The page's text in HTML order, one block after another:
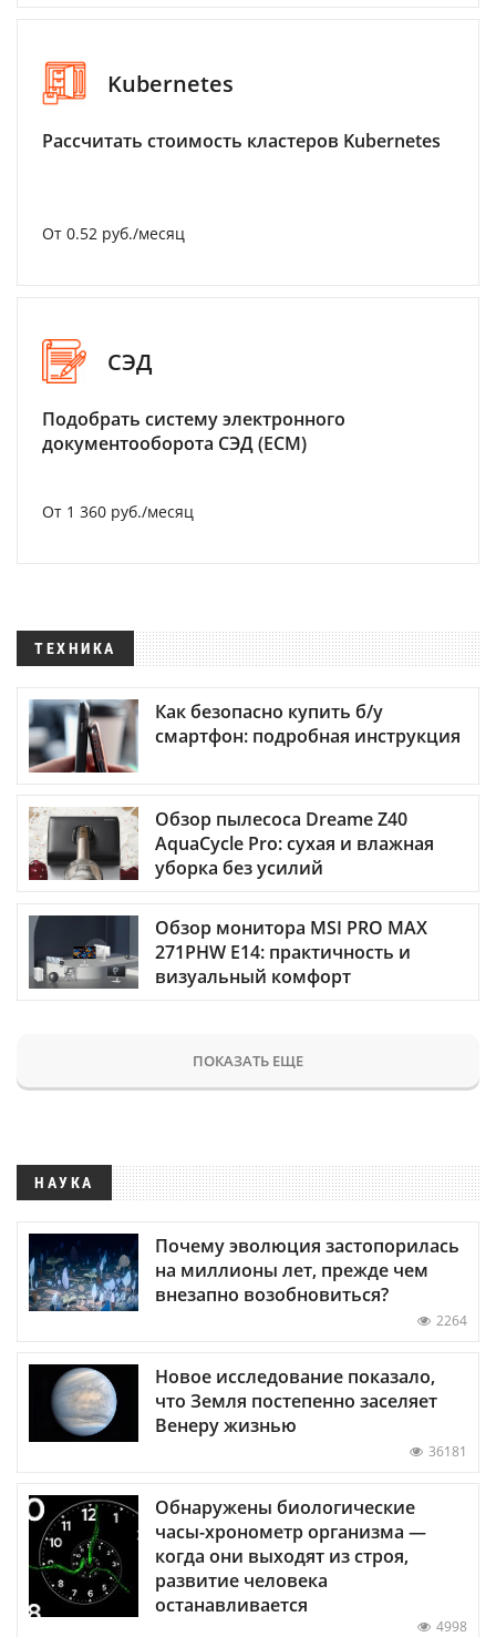
Kubernetes
Рассчитать стоимость кластеров Kubernetes
От 0.52 руб./месяц
СЭД
Подобрать систему электронного
документооборота СЭД (ECM)
От 1 360 руб./месяц
ТЕХНИКА
Как безопасно купить б/у
смартфон: подробная инструкция
Обзор пылесоса Dreame Z40
AquaCycle Pro: сухая и влажная
уборка без усилий
Обзор монитора MSI PRO MAX
271PHW E14: практичность и
визуальный комфорт
ПОКАЗАТЬ ЕЩЕ
НАУКА
Почему эволюция застопорилась
на миллионы лет, прежде чем
внезапно возобновиться?
2264
Новое исследование показало,
что Земля постепенно заселяет
Венеру жизнью
36181
Обнаружены биологические
часы-хронометр организма —
когда они выходят из строя,
развитие человека
останавливается
4998